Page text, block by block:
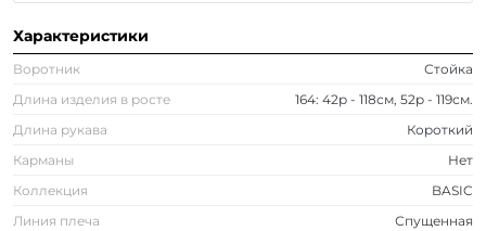
Характеристики
Воротник
Стойка
Длина изделия в росте
164: 42р - 118см, 52р - 119см.
Длина рукава
Короткий
Карманы
Нет
Коллекция
BASIC
Линия плеча
Спущенная